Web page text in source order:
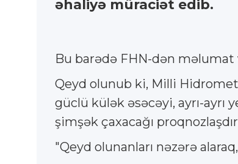
əhaliyə müraciət edib.
Bu barədə FHN-dən məlumat
Qeyd olunub ki, Milli
güclü külək əsəcəyi, ayrı-ayrı
şimşək çaxacağı
"Qeyd olunanları nəzərə